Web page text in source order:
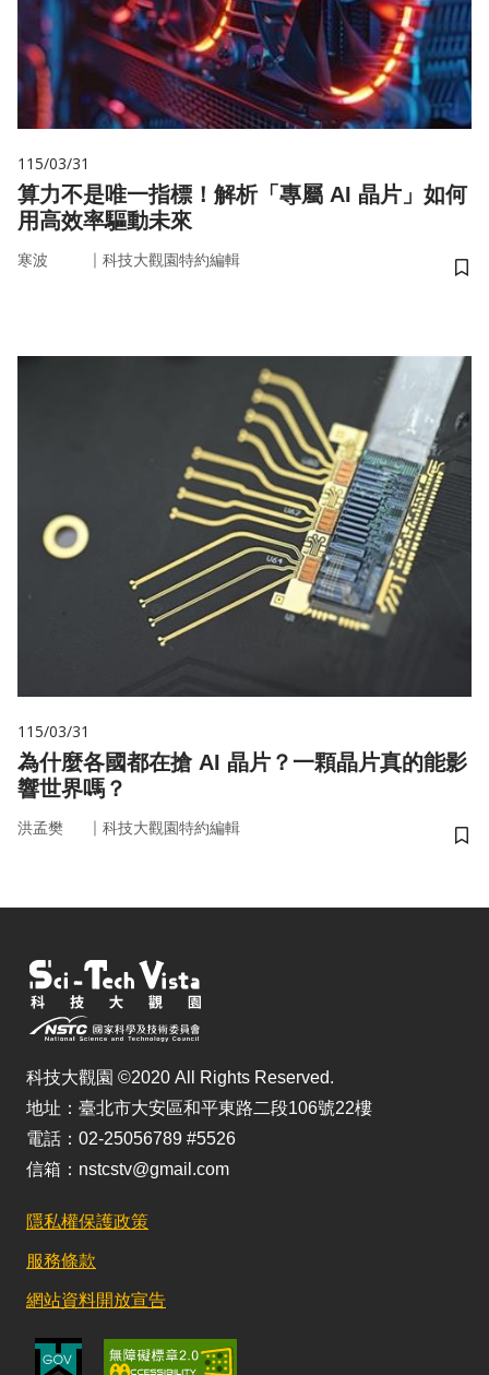
115/03/31
算力不是唯一指標！解析「專屬 AI 晶片」如何
用高效率驅動未來
寒波 ｜ 科技大觀園特約編輯
儲
115/03/31
為什麼各國都在搶 AI 晶片？一顆晶片真的能影
響世界嗎？
洪孟樊 ｜ 科技大觀園特約編輯
儲
科技大觀園 ©2020 All Rights Reserved.
地址：臺北市大安區和平東路二段106號22樓
電話：02-25056789 #5526
信箱：nstcstv@gmail.com
隱私權保護政策
服務條款
網站資料開放宣告